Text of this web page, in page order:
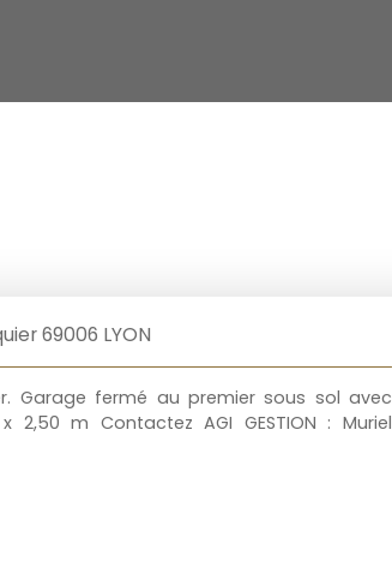
69006 LYON
Garage fermé au premier sous sol avec
m Contactez AGI GESTION : Muriel